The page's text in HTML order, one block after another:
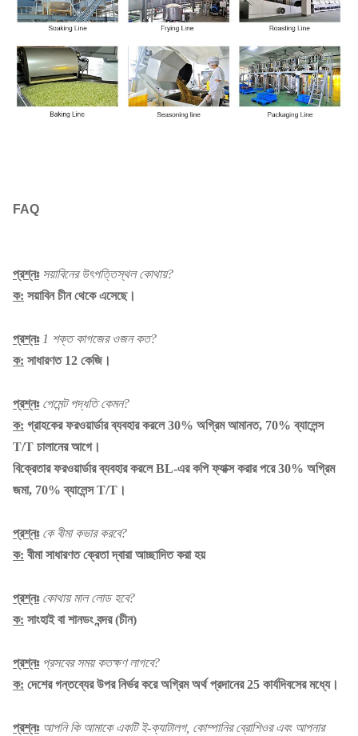
FAQ
প্রশ্নঃ সয়াবিনের উৎপত্তিস্থল কোথায়?
ক: সয়াবিন চীন থেকে এসেছে।
প্রশ্নঃ 1 শক্ত কাগজের ওজন কত?
ক: সাধারণত 12 কেজি।
প্রশ্নঃ পেমেন্ট পদ্ধতি কেমন?
ক: গ্রাহকের ফরওয়ার্ডার ব্যবহার করলে 30% অগ্রিম আমানত, 70% ব্যালেন্স
T/T চালানের আগে।
বিক্রেতার ফরওয়ার্ডার ব্যবহার করলে BL-এর কপি ফ্যাক্স করার পরে 30% অগ্রিম
জমা, 70% ব্যালেন্স T/T।
প্রশ্নঃ কে বীমা কভার করবে?
ক: বীমা সাধারণত ক্রেতা দ্বারা আচ্ছাদিত করা হয়
প্রশ্নঃ কোথায় মাল লোড হবে?
ক: সাংহাই বা শানডং বন্দর (চীন)
প্রশ্নঃ প্রসবের সময় কতক্ষণ লাগবে?
ক: দেশের গন্তব্যের উপর নির্ভর করে অগ্রিম অর্থ প্রদানের 25 কার্যদিবসের মধ্যে।
প্রশ্নঃ আপনি কি আমাকে একটি ই-ক্যাটালগ, কোম্পানির ব্রোশিওর এবং আপনার